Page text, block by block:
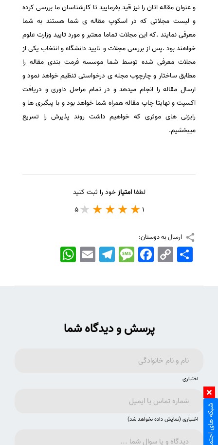
و عنوان مقاله اتان را نیز قید بفرمایید تا کارشناسان ما بررسی کرده
و لیست مجلاتی که در اسکوپ مقاله ی شما هستند به شما
معرفی نمایند .که این مجلات تماما معتبر و مورد تایید وزارت علوم
خواهند بود .پس از بررسی مجلات و تایید دانشگاه و انتخاب یکی از
مجلات معرفی شده توسط شما موسسه فرمت بندی مقاله را
مطابق ساختار و چارچوب مجله ی درخواستی تنظیم خواهد نمود و
ارسال مقاله را انجام میدهد و در تمام مراحل داوری و دریافت
اکسپت و نهایتا چاپ مقاله همراه شما خواهد بود و با پیگیری ها و
رایزنی های موثری که خواهیم داشت روند پذیرش را تسریع
میبخشیم.
لطفاامتیازخود را ثبت کنید
1
5
ارسال به دوستان:
WhatsApp EmailTelegramMessageFacebook Copy
Link
اشتراک
پرسش و دیدگاه شما
اختیاری
اختیاری (نمایش داده نخواهد شد) شبکه های اجتماعی